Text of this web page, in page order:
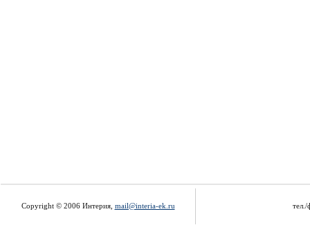
Copyright © 2006 Интерия, mail@interia-ek.ru